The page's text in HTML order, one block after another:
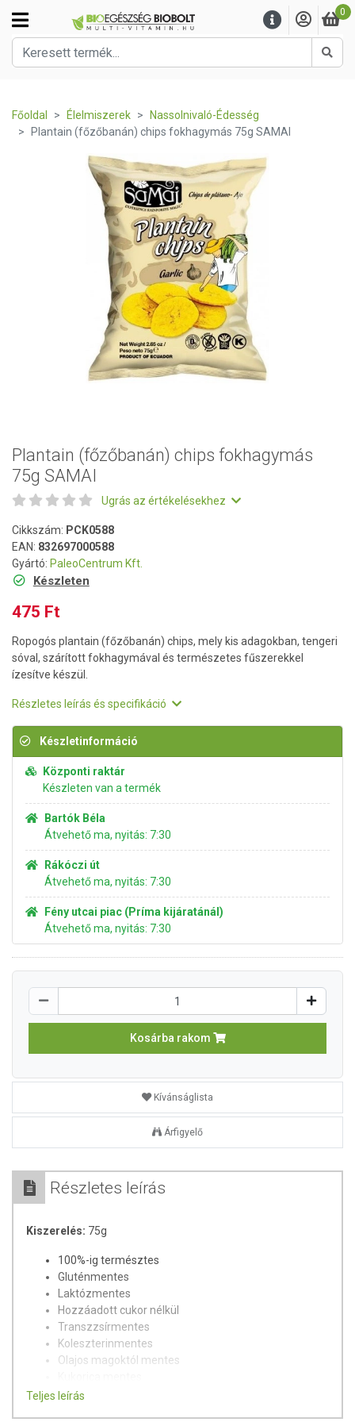
0
Főoldal Élelmiszerek
Nassolnivaló-Édesség
Plantain (főzőbanán) chips fokhagymás 75g SAMAI
Plantain (főzőbanán) chips fokhagymás
75g SAMAI
Ugrás az értékelésekhez
Cikkszám: PCK0588
EAN: 832697000588
Gyártó: PaleoCentrum Kft.
Készleten
475 Ft
Ropogós plantain (főzőbanán) chips, mely kis adagokban, tengeri
sóval, szárított fokhagymával és természetes fűszerekkel
ízesítve készül.
Részletes leírás és specifikáció
Készletinformáció
Központi raktár
Készleten van a termék
Bartók Béla
Átvehető ma, nyitás: 7:30
Rákóczi út
Átvehető ma, nyitás: 7:30
Fény utcai piac (Príma kijáratánál)
Átvehető ma, nyitás: 7:30
Kosárba rakom
Kívánságlista
Árfigyelő
Részletes leírás
Kiszerelés: 75g
100%-ig természtes
Gluténmentes
Laktózmentes
Hozzáadott cukor nélkül
Transzzsírmentes
Koleszterinmentes
Olajos magoktól mentes
GMO-metes
Teljes leírás